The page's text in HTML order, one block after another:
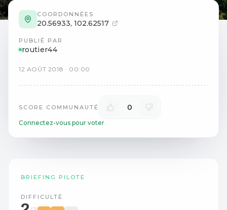
COORDONNÉES
20.56933, 102.62517
PUBLIÉ PAR
routier44
12 AOÛT 2018 · 00:00
SCORE COMMUNAUTÉ 0
Connectez-vous pour voter
BRIEFING PILOTE
DIFFICULTÉ